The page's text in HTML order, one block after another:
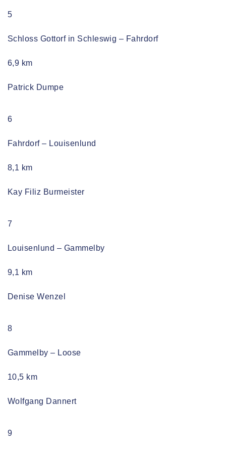
5
Schloss Gottorf in Schleswig – Fahrdorf
6,9 km
Patrick Dumpe
6
Fahrdorf – Louisenlund
8,1 km
Kay Filiz Burmeister
7
Louisenlund – Gammelby
9,1 km
Denise Wenzel
8
Gammelby – Loose
10,5 km
Wolfgang Dannert
9